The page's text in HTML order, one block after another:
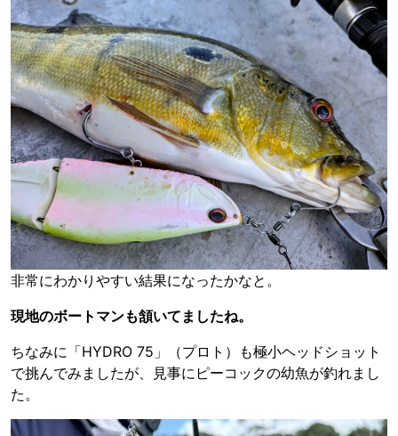
非常にわかりやすい結果になったかなと。
現地のボートマンも頷いてましたね。
ちなみに「HYDRO 75」（プロト）も極小ヘッドショット
で挑んでみましたが、見事にピーコックの幼魚が釣れまし
た。